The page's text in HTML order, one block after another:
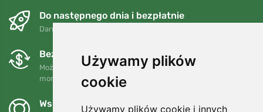
Używamy plików
cookie
Używamy plików cookie i innych
Do następnego dnia i bezpłatnie
Darmowa wysyłka dla zamówień powyżej 250 PLN
Bezpłatne wymiany i zwroty
Możesz zwrócić lub wymienić swoje zamówienie w dowolnym
momencie w ciągu 90 dni.
Wspieramy Trees.org